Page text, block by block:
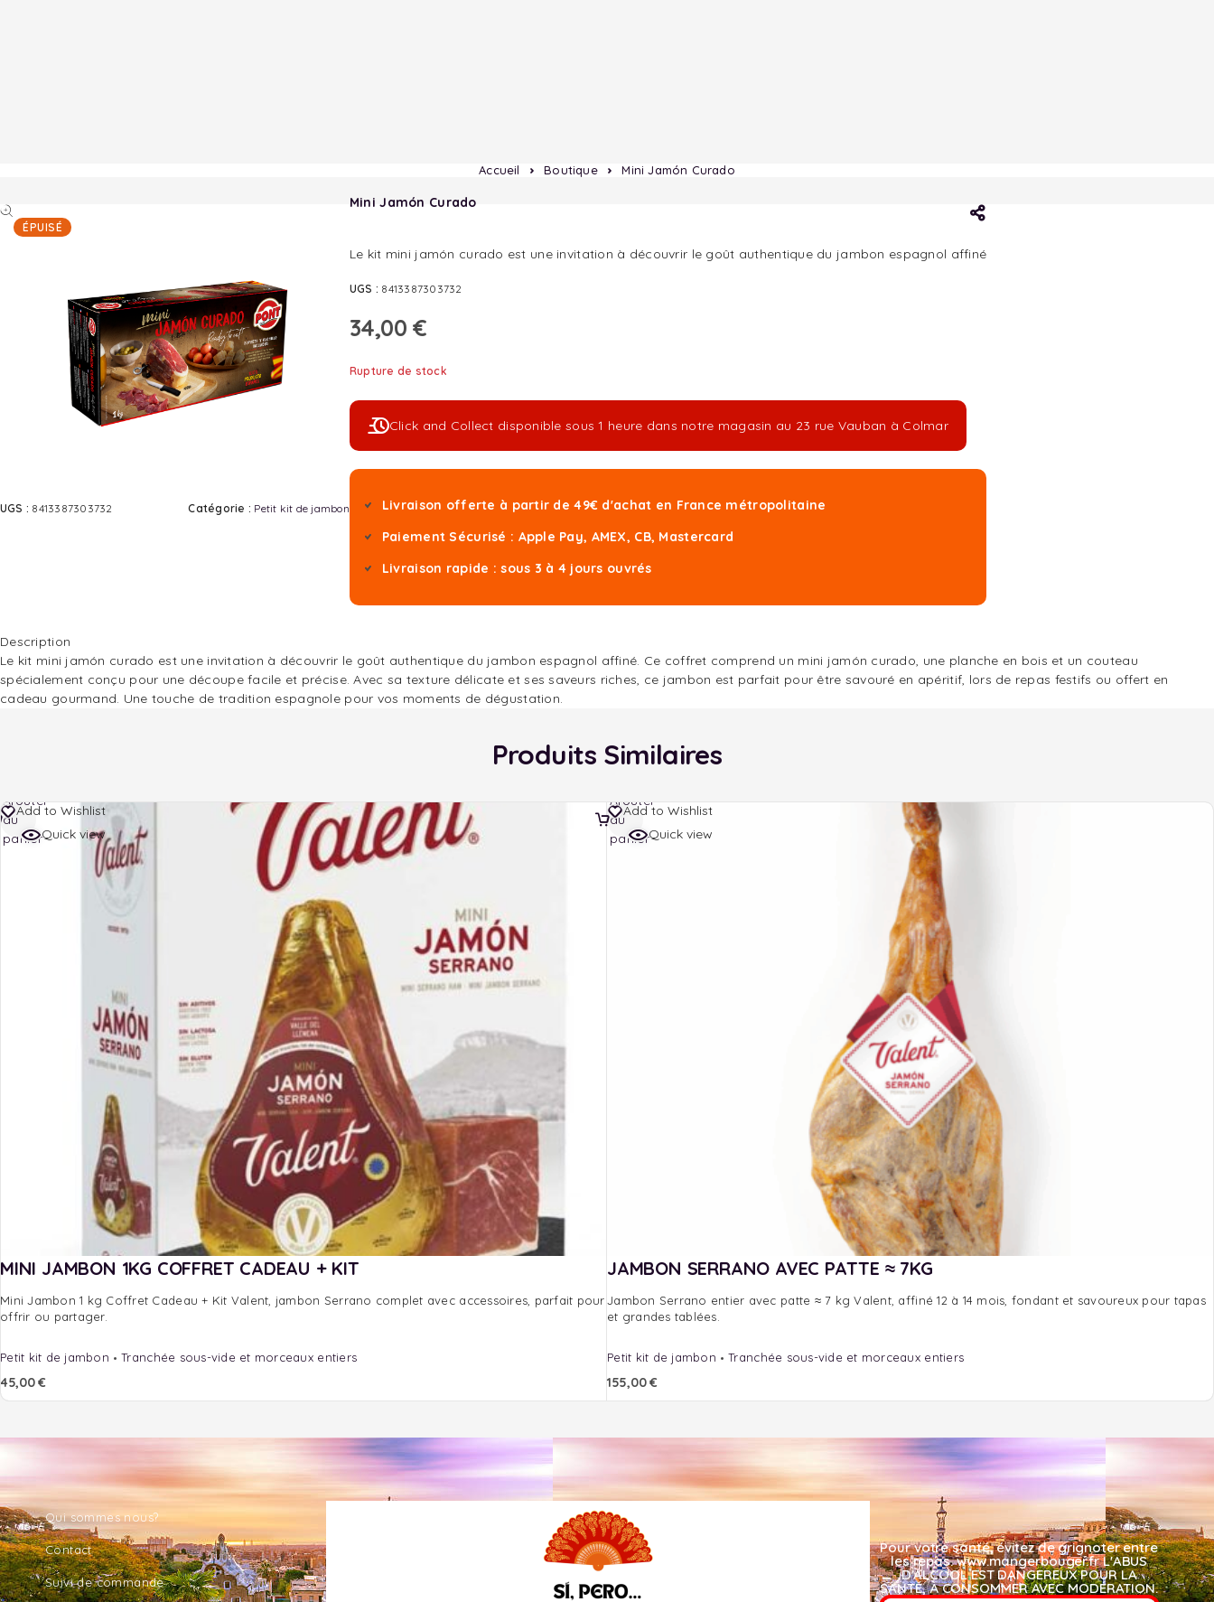
Accueil Boutique Mini Jamón Curado
ÉPUISÉ
UGS : 8413387303732 Catégorie : Petit kit de jambon
Mini Jamón Curado
Le kit mini jamón curado est une invitation à découvrir le goût authentique du jambon espagnol affiné
UGS : 8413387303732
34,00 €
Rupture de stock
Click and Collect disponible sous 1 heure dans notre magasin au 23 rue Vauban à Colmar
Livraison offerte à partir de 49€ d'achat en France métropolitaine
Paiement Sécurisé : Apple Pay, AMEX, CB, Mastercard
Livraison rapide : sous 3 à 4 jours ouvrés
Description
Le kit mini jamón curado est une invitation à découvrir le goût authentique du jambon espagnol affiné. Ce coffret comprend un mini jamón curado, une planche en bois et un couteau
spécialement conçu pour une découpe facile et précise. Avec sa texture délicate et ses saveurs riches, ce jambon est parfait pour être savouré en apéritif, lors de repas festifs ou offert en
cadeau gourmand. Une touche de tradition espagnole pour vos moments de dégustation.
Produits Similaires
Add to Wishlist
Quick view
MINI JAMBON 1KG COFFRET CADEAU + KIT
Mini Jambon 1 kg Coffret Cadeau + Kit Valent, jambon Serrano complet avec accessoires, parfait pour
offrir ou partager.
Petit kit de jambon Tranchée sous-vide et morceaux entiers
45,00€
Ajouter
au
panier
Add to Wishlist
Quick view
JAMBON SERRANO AVEC PATTE ≈ 7KG
Jambon Serrano entier avec patte ≈ 7 kg Valent, affiné 12 à 14 mois, fondant et savoureux pour tapas
et grandes tablées.
Petit kit de jambon Tranchée sous-vide et morceaux entiers
155,00€
Ajouter
au
panier
Qui sommes nous?
Contact
Suivi de commande
Pour votre santé, évitez de grignoter entre
les repas. www.mangerbouger.fr L'ABUS
D'ALCOOL EST DANGEREUX POUR LA
SANTÉ, À CONSOMMER AVEC MODÉRATION.​